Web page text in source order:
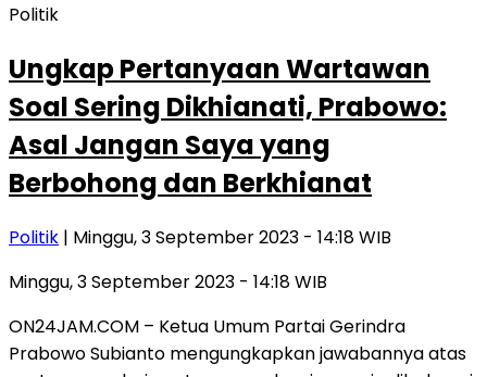
Politik
Ungkap Pertanyaan Wartawan
Soal Sering Dikhianati, Prabowo:
Asal Jangan Saya yang
Berbohong dan Berkhianat
Politik | Minggu, 3 September 2023 - 14:18 WIB
Minggu, 3 September 2023 - 14:18 WIB
ON24JAM.COM – Ketua Umum Partai Gerindra
Prabowo Subianto mengungkapkan jawabannya atas